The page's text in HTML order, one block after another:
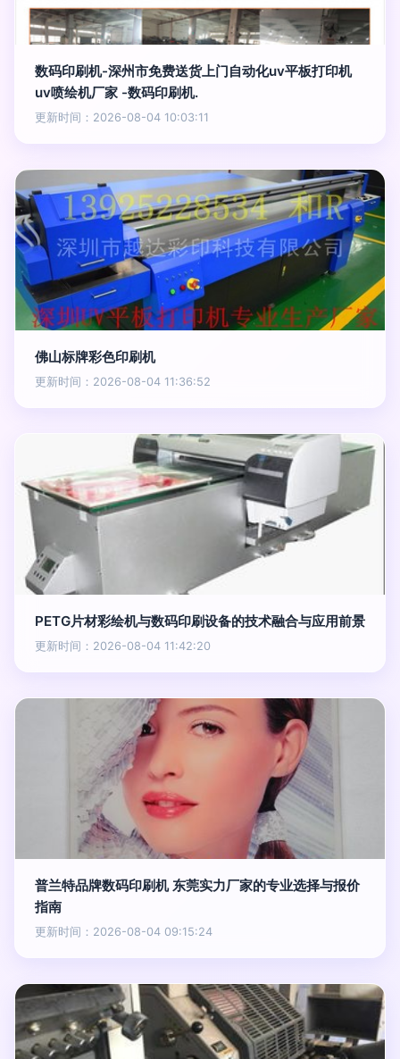
数码印刷机-深州市免费送货上门自动化uv平板打印机
uv喷绘机厂家 -数码印刷机.
更新时间：2026-08-04 10:03:11
佛山标牌彩色印刷机
更新时间：2026-08-04 11:36:52
PETG片材彩绘机与数码印刷设备的技术融合与应用前景
更新时间：2026-08-04 11:42:20
普兰特品牌数码印刷机 东莞实力厂家的专业选择与报价
指南
更新时间：2026-08-04 09:15:24